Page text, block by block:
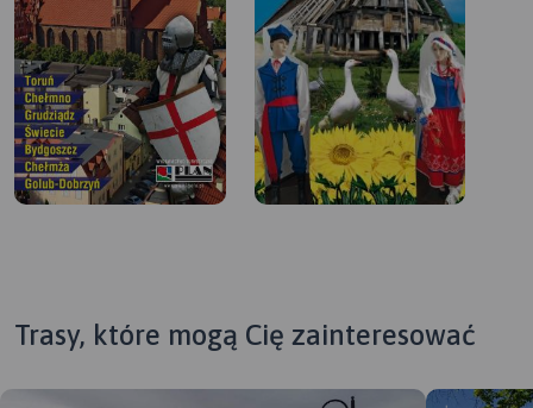
Trasy, które mogą Cię zainteresować